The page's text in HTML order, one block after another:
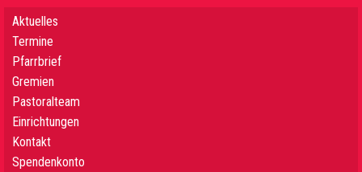
Aktuelles
Termine
Pfarrbrief
Gremien
Pastoralteam
Einrichtungen
Kontakt
Spendenkonto